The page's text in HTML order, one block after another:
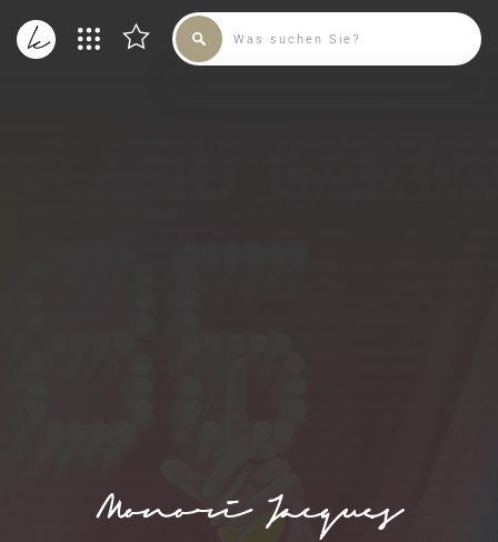
Monori Jacques